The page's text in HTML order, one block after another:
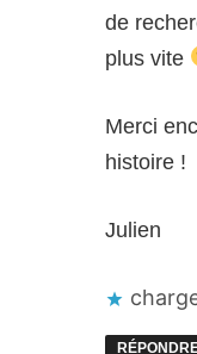
de
plus vite
Merci
histoire !
Julien